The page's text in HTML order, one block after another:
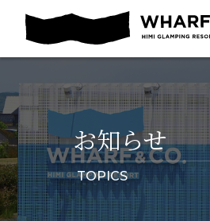
お知らせ
TOPICS